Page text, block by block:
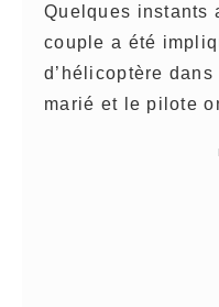
Quelques instants
couple a été
d’hélicoptère
marié et le pilote